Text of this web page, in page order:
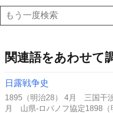
関連語をあわせて
日露戦争史
1895（明治28） 4月 三国干
月 山県‐ロバノフ協定1898（